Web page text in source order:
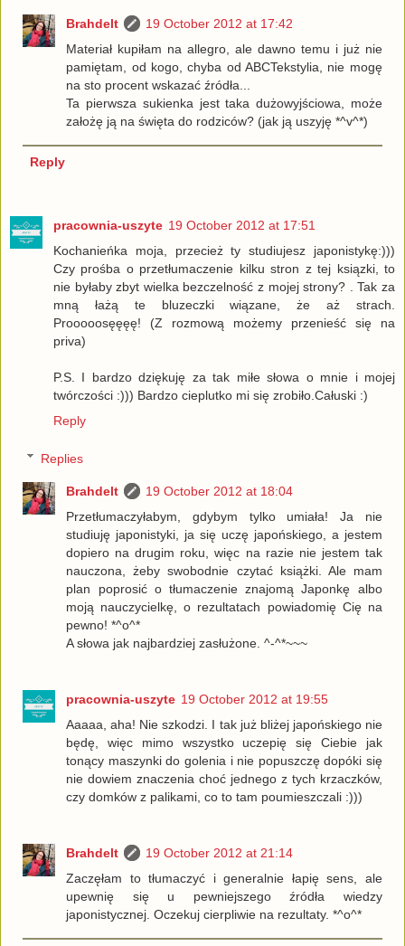
Brahdelt
19 October 2012 at 17:42
Materiał kupiłam na allegro, ale dawno temu i już nie
pamiętam, od kogo, chyba od ABCTekstylia, nie mogę
na sto procent wskazać źródła...
Ta pierwsza sukienka jest taka dużowyjściowa, może
założę ją na święta do rodziców? (jak ją uszyję *^v^*)
Reply
pracownia-uszyte 19 October 2012 at 17:51
Kochanieńka moja, przecież ty studiujesz japonistykę:)))
Czy prośba o przetłumaczenie kilku stron z tej ksiązki, to
nie byłaby zbyt wielka bezczelność z mojej strony? . Tak za
mną łażą te bluzeczki wiązane, że aż strach.
Prooooosęęęę! (Z rozmową możemy przenieść się na
priva)
P.S. I bardzo dziękuję za tak miłe słowa o mnie i mojej
twórczości :))) Bardzo cieplutko mi się zrobiło.Całuski :)
Reply
Replies
Brahdelt
19 October 2012 at 18:04
Przetłumaczyłabym, gdybym tylko umiała! Ja nie
studiuję japonistyki, ja się uczę japońskiego, a jestem
dopiero na drugim roku, więc na razie nie jestem tak
nauczona, żeby swobodnie czytać książki. Ale mam
plan poprosić o tłumaczenie znajomą Japonkę albo
moją nauczycielkę, o rezultatach powiadomię Cię na
pewno! *^o^*
A słowa jak najbardziej zasłużone. ^-^*~~~
pracownia-uszyte 19 October 2012 at 19:55
Aaaaa, aha! Nie szkodzi. I tak już bliżej japońskiego nie
będę, więc mimo wszystko uczepię się Ciebie jak
tonący maszynki do golenia i nie popuszczę dopóki się
nie dowiem znaczenia choć jednego z tych krzaczków,
czy domków z palikami, co to tam poumieszczali :)))
Brahdelt
19 October 2012 at 21:14
Zaczęłam to tłumaczyć i generalnie łapię sens, ale
upewnię się u pewniejszego źródła wiedzy
japonistycznej. Oczekuj cierpliwie na rezultaty. *^o^*